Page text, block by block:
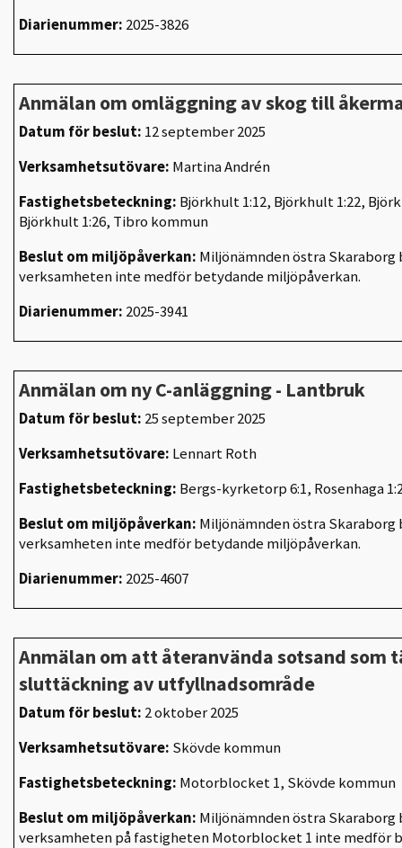
Diarienummer: 2025-3826
Anmälan om omläggning av skog till
Datum för beslut: 12 september 2025
Verksamhetsutövare: Martina Andrén
Fastighetsbeteckning: Björkhult 1:12, Björkhult 1:22,
Björkhult 1:26, Tibro kommun
Beslut om miljöpåverkan: Miljönämnden östra
verksamheten inte medför betydande miljöpåverkan.
Diarienummer: 2025-3941
Anmälan om ny C-anläggning - Lantbruk
Datum för beslut: 25 september 2025
Verksamhetsutövare: Lennart Roth
Fastighetsbeteckning: Bergs-kyrketorp 6:1, Rosenhaga
Beslut om miljöpåverkan: Miljönämnden östra
verksamheten inte medför betydande miljöpåverkan.
Diarienummer: 2025-4607
Anmälan om att återanvända sotsand som
sluttäckning av utfyllnadsområde
Datum för beslut: 2 oktober 2025
Verksamhetsutövare: Skövde kommun
Fastighetsbeteckning: Motorblocket 1, Skövde kommun
Beslut om miljöpåverkan: Miljönämnden östra
verksamheten på fastigheten Motorblocket 1 inte medför